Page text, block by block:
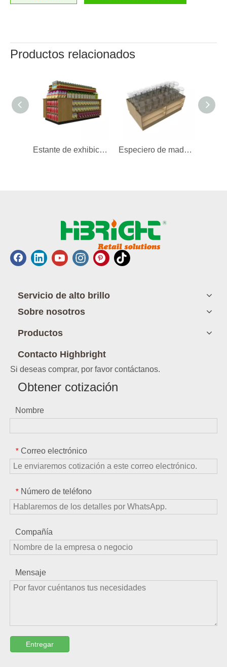
Productos relacionados
Estante de exhibición para refrigerios Especiero de madera
Servicio de alto brillo
Sobre nosotros
Productos
Contacto Highbright
Si deseas comprar, por favor contáctanos.
Obtener cotización
Nombre
* Correo electrónico
* Número de teléfono
Compañía
Mensaje
Entregar